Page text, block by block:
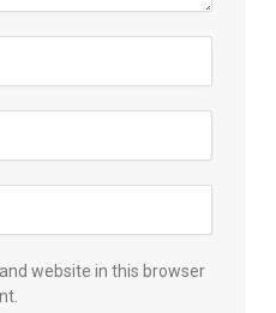
website in this browser